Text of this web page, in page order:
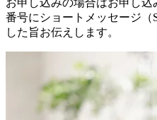
お申し込みの場合はお申し
番号にショートメッセージ（
した旨お伝えします。